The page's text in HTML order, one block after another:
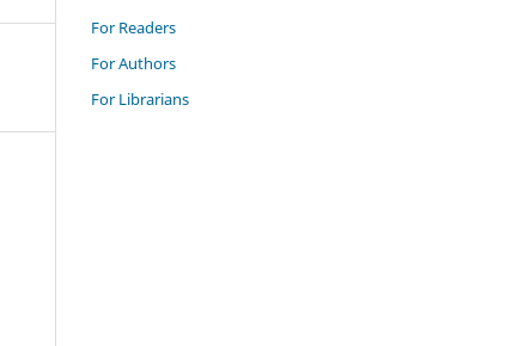
For Readers
For Authors
For Librarians